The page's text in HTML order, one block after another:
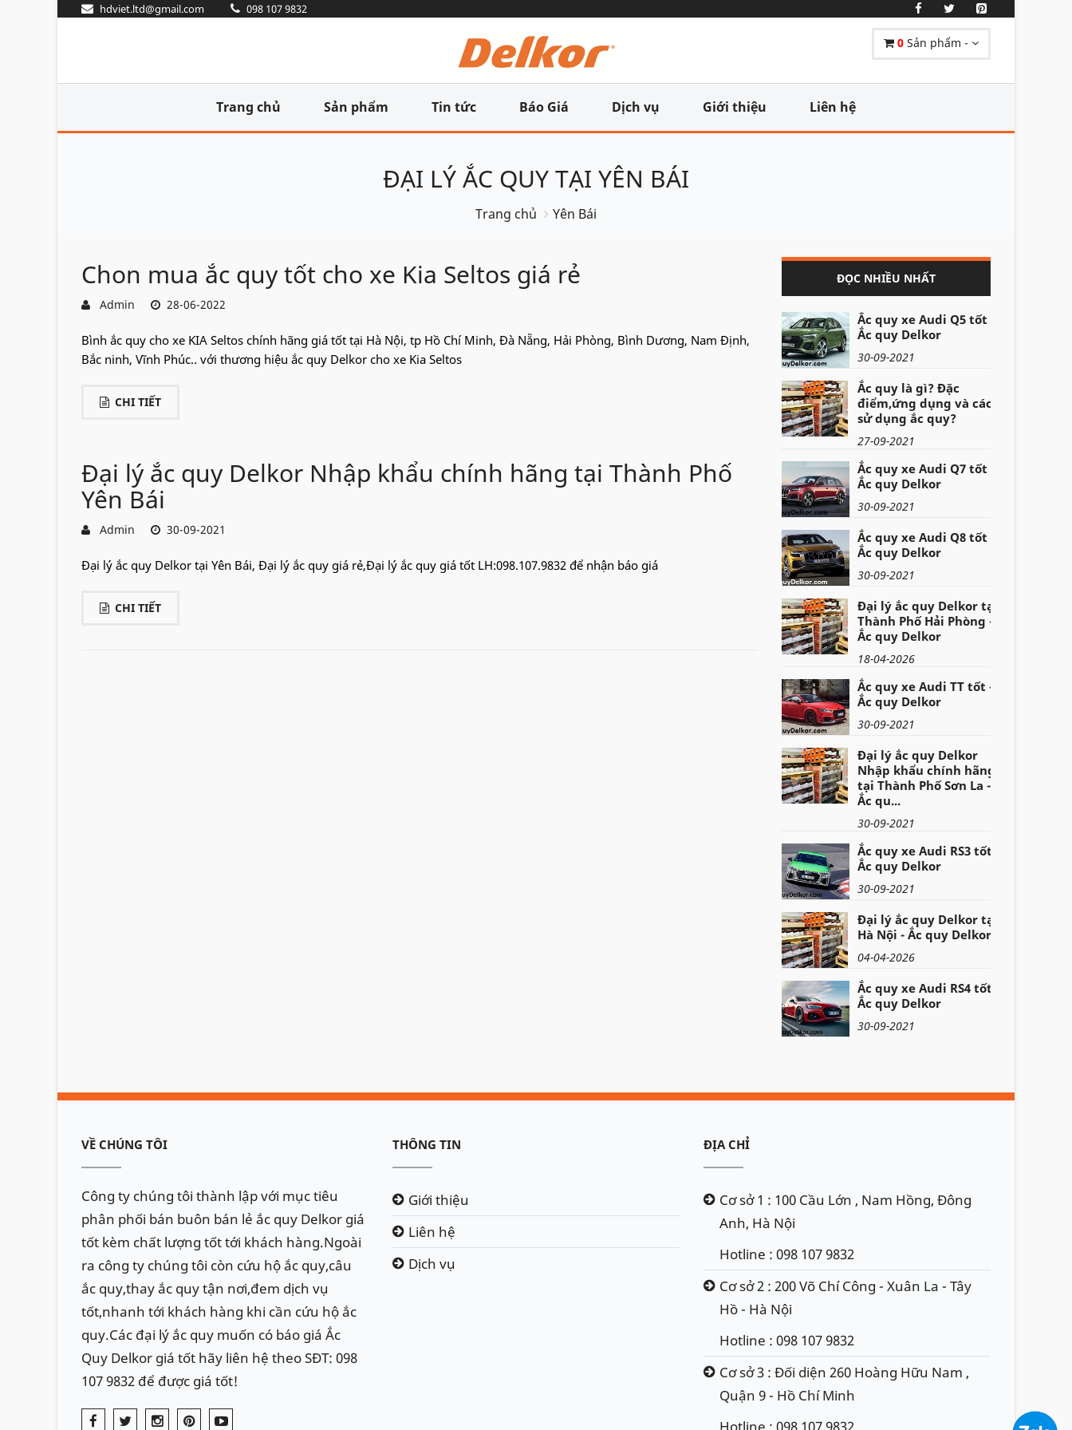
hdviet.ltd@gmail.com 098 107 9832
0 Sản phẩm -
Trang chủ Sản phẩm Tin tức Báo Giá Dịch vụ Giới thiệu Liên hệ
ĐẠI LÝ ẮC QUY TẠI YÊN BÁI
Trang chủ Yên Bái
Chon mua ắc quy tốt cho xe Kia Seltos giá rẻ
Admin 28-06-2022
Bình ắc quy cho xe KIA Seltos chính hãng giá tốt tại Hà Nội, tp Hồ Chí Minh, Đà Nẵng, Hải Phòng, Bình Dương, Nam Định,
Bắc ninh, Vĩnh Phúc.. với thương hiệu ắc quy Delkor cho xe Kia Seltos
CHI TIẾT
Đại lý ắc quy Delkor Nhập khẩu chính hãng tại Thành Phố
Yên Bái
Admin 30-09-2021
Đại lý ắc quy Delkor tại Yên Bái, Đại lý ắc quy giá rẻ,Đại lý ắc quy giá tốt LH:098.107.9832 để nhận báo giá
CHI TIẾT
ĐỌC NHIỀU NHẤT
Ắc quy xe Audi Q5 tốt -
Ắc quy Delkor
30-09-2021
Ắc quy là gì? Đặc
điểm,ứng dụng và cách
sử dụng ắc quy?
27-09-2021
Ắc quy xe Audi Q7 tốt -
Ắc quy Delkor
30-09-2021
Ắc quy xe Audi Q8 tốt -
Ắc quy Delkor
30-09-2021
Đại lý ắc quy Delkor tại
Thành Phố Hải Phòng -
Ắc quy Delkor
18-04-2026
Ắc quy xe Audi TT tốt -
Ắc quy Delkor
30-09-2021
Đại lý ắc quy Delkor
Nhập khẩu chính hãng
tại Thành Phố Sơn La -
Ắc qu...
30-09-2021
Ắc quy xe Audi RS3 tốt -
Ắc quy Delkor
30-09-2021
Đại lý ắc quy Delkor tại
Hà Nội - Ắc quy Delkor
04-04-2026
Ắc quy xe Audi RS4 tốt -
Ắc quy Delkor
30-09-2021
VỀ CHÚNG TÔI
Công ty chúng tôi thành lập với mục tiêu
phân phối bán buôn bán lẻ ắc quy Delkor giá
tốt kèm chất lượng tốt tới khách hàng.Ngoài
ra công ty chúng tôi còn cứu hộ ắc quy,câu
ắc quy,thay ắc quy tận nơi,đem dịch vụ
tốt,nhanh tới khách hàng khi cần cứu hộ ắc
quy.Các đại lý ắc quy muốn có báo giá Ắc
Quy Delkor giá tốt hãy liên hệ theo SĐT: 098
107 9832 để được giá tốt!
THÔNG TIN
Giới thiệu
Liên hệ
Dịch vụ
ĐỊA CHỈ
Cơ sở 1 : 100 Cầu Lớn , Nam Hồng, Đông
Anh, Hà Nội
Hotline : 098 107 9832
Cơ sở 2 : 200 Võ Chí Công - Xuân La - Tây
Hồ - Hà Nội
Hotline : 098 107 9832
Cơ sở 3 : Đối diện 260 Hoàng Hữu Nam ,
Quận 9 - Hồ Chí Minh